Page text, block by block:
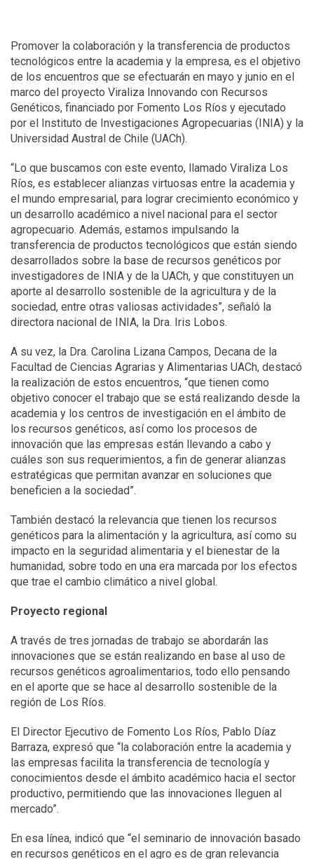
Promover la colaboración y la transferencia de productos
tecnológicos entre la academia y la empresa, es el objetivo
de los encuentros que se efectuarán en mayo y junio en el
marco del proyecto Viraliza Innovando con Recursos
Genéticos, financiado por Fomento Los Ríos y ejecutado
por el Instituto de Investigaciones Agropecuarias (INIA) y la
Universidad Austral de Chile (UACh).
“Lo que buscamos con este evento, llamado Viraliza Los
Ríos, es establecer alianzas virtuosas entre la academia y
el mundo empresarial, para lograr crecimiento económico y
un desarrollo académico a nivel nacional para el sector
agropecuario. Además, estamos impulsando la
transferencia de productos tecnológicos que están siendo
desarrollados sobre la base de recursos genéticos por
investigadores de INIA y de la UACh, y que constituyen un
aporte al desarrollo sostenible de la agricultura y de la
sociedad, entre otras valiosas actividades”, señaló la
directora nacional de INIA, la Dra. Iris Lobos.
A su vez, la Dra. Carolina Lizana Campos, Decana de la
Facultad de Ciencias Agrarias y Alimentarias UACh, destacó
la realización de estos encuentros, “que tienen como
objetivo conocer el trabajo que se está realizando desde la
academia y los centros de investigación en el ámbito de
los recursos genéticos, así como los procesos de
innovación que las empresas están llevando a cabo y
cuáles son sus requerimientos, a fin de generar alianzas
estratégicas que permitan avanzar en soluciones que
beneficien a la sociedad”.
También destacó la relevancia que tienen los recursos
genéticos para la alimentación y la agricultura, así como su
impacto en la seguridad alimentaria y el bienestar de la
humanidad, sobre todo en una era marcada por los efectos
que trae el cambio climático a nivel global.
Proyecto regional
A través de tres jornadas de trabajo se abordarán las
innovaciones que se están realizando en base al uso de
recursos genéticos agroalimentarios, todo ello pensando
en el aporte que se hace al desarrollo sostenible de la
región de Los Ríos.
El Director Ejecutivo de Fomento Los Ríos, Pablo Díaz
Barraza, expresó que “la colaboración entre la academia y
las empresas facilita la transferencia de tecnología y
conocimientos desde el ámbito académico hacia el sector
productivo, permitiendo que las innovaciones lleguen al
mercado”.
En esa línea, indicó que “el seminario de innovación basado
en recursos genéticos en el agro es de gran relevancia